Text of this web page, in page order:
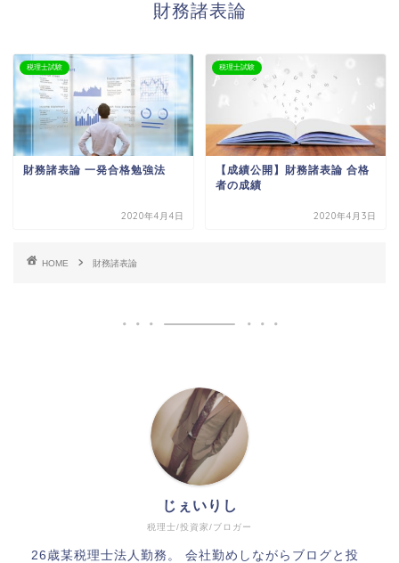
財務諸表論
税理士試験
財務諸表論 一発合格勉強法
2020年4月4日
税理士試験
【成績公開】財務諸表論 合格
者の成績
2020年4月3日
HOME 財務諸表論
税理士/投資家/ブロガー
じぇいりし
26歳某税理士法人勤務。 会社勤めしながらブログと投